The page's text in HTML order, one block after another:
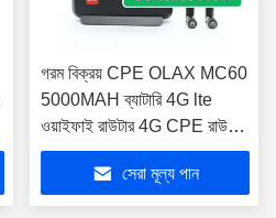
গরম বিক্রয় CPE OLAX MC60
5000MAH ব্যাটারি 4G lte
ওয়াইফাই রাউটার 4G CPE রাউটার
মডেম 4G ওয়াইফাই
সেরা মূল্য পান